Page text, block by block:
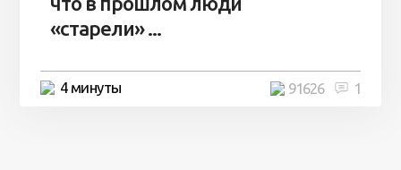
«старели» ...
4 минуты 1
91626